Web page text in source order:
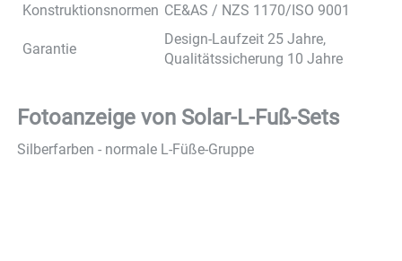
Konstruktionsnormen CE&AS / NZS 1170/ISO 9001
Garantie
Design-Laufzeit 25 Jahre,
Qualitätssicherung 10 Jahre
Fotoanzeige von Solar-L-Fuß-Sets
Silberfarben - normale L-Füße-Gruppe